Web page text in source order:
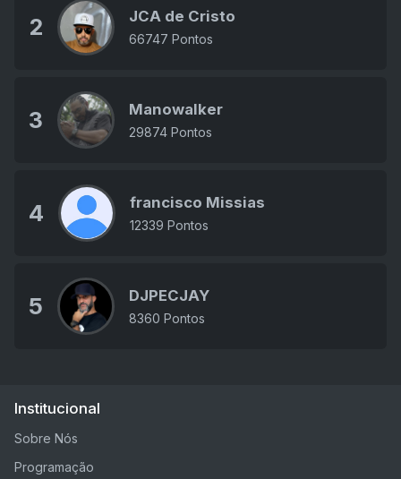
2 JCA de Cristo
66747 Pontos
3 Manowalker
29874 Pontos
4 francisco Missias
12339 Pontos
5 DJPECJAY
8360 Pontos
Institucional
Sobre Nós
Programação